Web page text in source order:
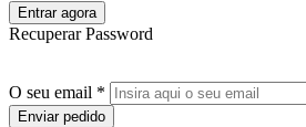
Entrar agora
Recuperar Password
O seu email *
Enviar pedido